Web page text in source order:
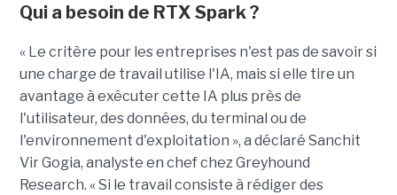
Qui a besoin de RTX Spark ?
« Le critère pour les entreprises n'est pas de savoir si
une charge de travail utilise l'IA, mais si elle tire un
avantage à exécuter cette IA plus près de
l'utilisateur, des données, du terminal ou de
l'environnement d'exploitation », a déclaré Sanchit
Vir Gogia, analyste en chef chez Greyhound
Research. « Si le travail consiste à rédiger des